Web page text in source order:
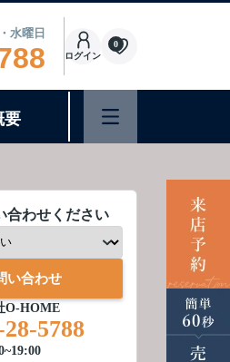
水曜日
ログイン
0
要
合わせください
い合わせ
O-HOME
5788